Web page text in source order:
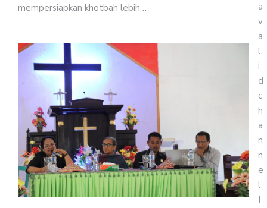
mempersiapkan khotbah lebih…
a
v
a
l
i
d
c
h
a
n
n
e
l
I